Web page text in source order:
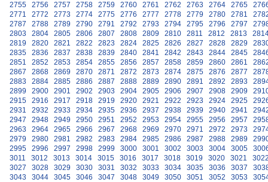
2755
2756 2757 2758 2759 2760 2761 2762 2763 2764 2765
2771
2772 2773 2774 2775 2776 2777 2778 2779 2780 2781
2787
2788 2789 2790 2791 2792 2793 2794 2795 2796 2797
2803
2804 2805 2806 2807 2808 2809 2810 2811 2812 2813
2819
2820 2821 2822 2823 2824 2825 2826 2827 2828 2829
2835
2836 2837 2838 2839 2840 2841 2842 2843 2844 2845
2851
2852 2853 2854 2855 2856 2857 2858 2859 2860 2861
2867
2868 2869 2870 2871 2872 2873 2874 2875 2876 2877
2883
2884 2885 2886 2887 2888 2889 2890 2891 2892 2893
2899
2900 2901 2902 2903 2904 2905 2906 2907 2908 2909
2915
2916 2917 2918 2919 2920 2921 2922 2923 2924 2925
2931
2932 2933 2934 2935 2936 2937 2938 2939 2940 2941
2947
2948 2949 2950 2951 2952 2953 2954 2955 2956 2957
2963
2964 2965 2966 2967 2968 2969 2970 2971 2972 2973
2979
2980 2981 2982 2983 2984 2985 2986 2987 2988 2989
2995
2996 2997 2998 2999 3000 3001 3002 3003 3004 3005
3011
3012 3013 3014 3015 3016 3017 3018 3019 3020 3021
3027
3028 3029 3030 3031 3032 3033 3034 3035 3036 3037
3043
3044 3045 3046 3047 3048 3049 3050 3051 3052 3053